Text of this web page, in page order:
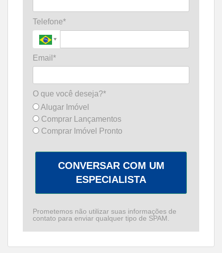
Telefone*
Email*
O que você deseja?*
Alugar Imóvel
Comprar Lançamentos
Comprar Imóvel Pronto
CONVERSAR COM UM
ESPECIALISTA
Prometemos não utilizar suas informações de
contato para enviar qualquer tipo de SPAM.